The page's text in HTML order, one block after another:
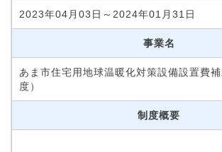
2023年04月03日～2024年01月31日
事業名
あま市住宅用地球温暖化対策設備設置費
度）
制度概要